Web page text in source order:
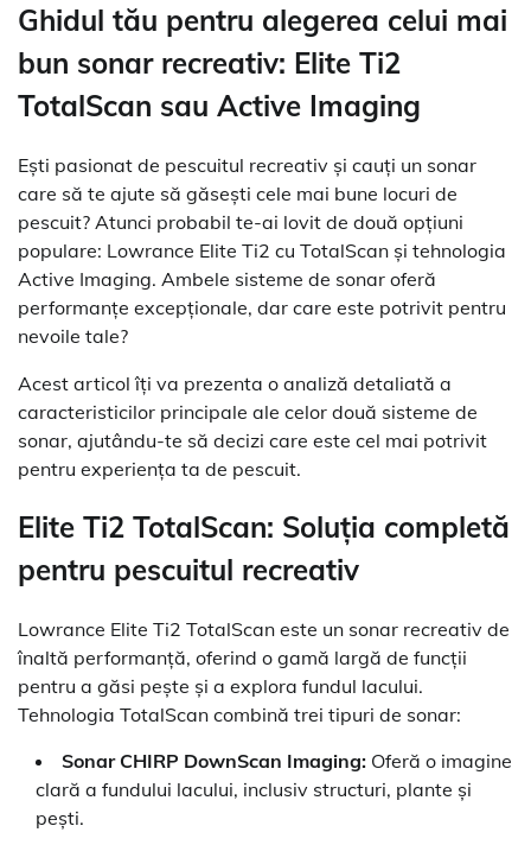
Ghidul tău pentru alegerea celui mai
bun sonar recreativ: Elite Ti2
TotalScan sau Active Imaging
Ești pasionat de pescuitul recreativ și cauți un sonar
care să te ajute să găsești cele mai bune locuri de
pescuit? Atunci probabil te-ai lovit de două opțiuni
populare: Lowrance Elite Ti2 cu TotalScan și tehnologia
Active Imaging. Ambele sisteme de sonar oferă
performanțe excepționale, dar care este potrivit pentru
nevoile tale?
Acest articol îți va prezenta o analiză detaliată a
caracteristicilor principale ale celor două sisteme de
sonar, ajutându-te să decizi care este cel mai potrivit
pentru experiența ta de pescuit.
Elite Ti2 TotalScan: Soluția completă
pentru pescuitul recreativ
Lowrance Elite Ti2 TotalScan este un sonar recreativ de
înaltă performanță, oferind o gamă largă de funcții
pentru a găsi pește și a explora fundul lacului.
Tehnologia TotalScan combină trei tipuri de sonar:
Sonar CHIRP DownScan Imaging: Oferă o imagine
clară a fundului lacului, inclusiv structuri, plante și
pești.